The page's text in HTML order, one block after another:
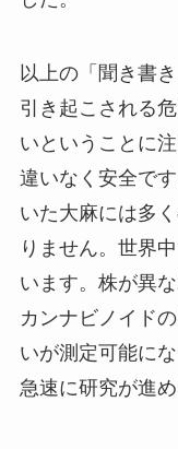
以上の「聞き書
引き起こされる
いということに
違いなく安全です
いた大麻には多
りません。世界
います。株が異な
カンナビノイド
いが測定可能に
急速に研究が進